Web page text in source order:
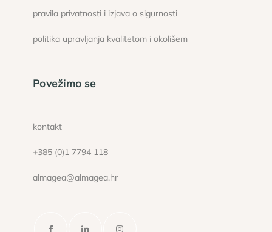
pravila privatnosti i izjava o sigurnosti
politika upravljanja kvalitetom i okolišem
Povežimo se
kontakt
+385 (0)1 7794 118
almagea@almagea.hr